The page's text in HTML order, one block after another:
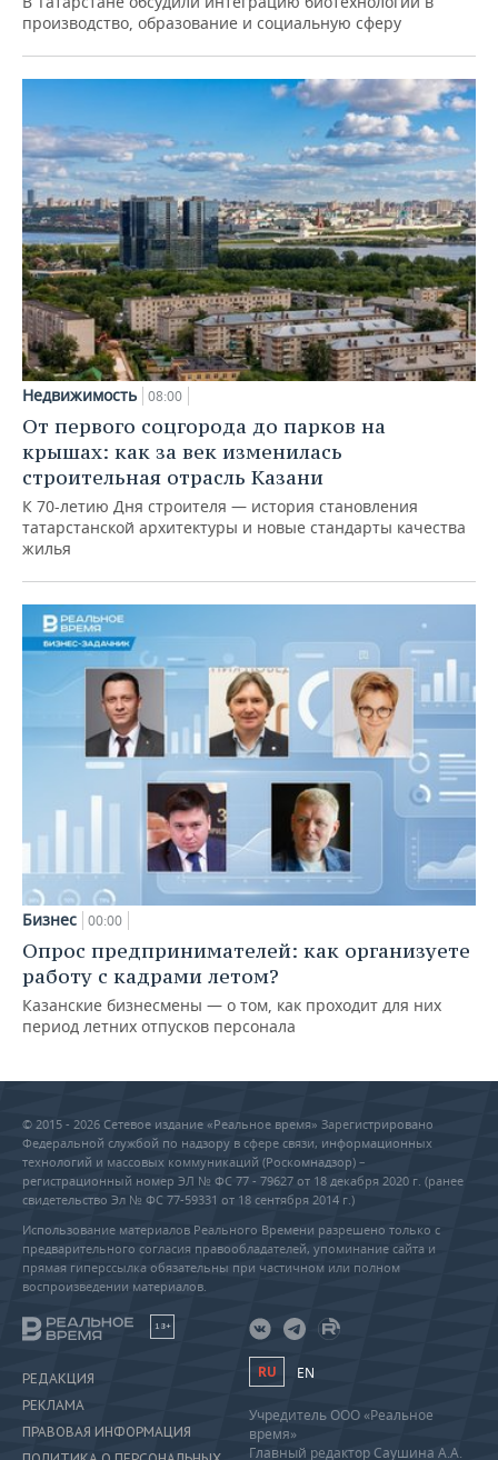
производство, образование и социальную сферу
Недвижимость 08:00
От первого соцгорода до парков на
крышах: как за век изменилась
строительная отрасль Казани
К 70-летию Дня строителя — история становления
татарстанской архитектуры и новые стандарты качества
жилья
Бизнес 00:00
Опрос предпринимателей: как организуете
работу с кадрами летом?
Казанские бизнесмены — о том, как проходит для них
период летних отпусков персонала
© 2015 - 2026 Сетевое издание «Реальное время» Зарегистрировано
Федеральной службой по надзору в сфере связи, информационных
технологий и массовых коммуникаций (Роскомнадзор) –
регистрационный номер ЭЛ № ФС 77 - 79627 от 18 декабря 2020 г. (ранее
свидетельство Эл № ФС 77-59331 от 18 сентября 2014 г.)
Использование материалов Реального Времени разрешено только с
предварительного согласия правообладателей, упоминание сайта и
прямая гиперссылка обязательны при частичном или полном
воспроизведении материалов.
18+
РЕДАКЦИЯ
РЕКЛАМА
ПРАВОВАЯ ИНФОРМАЦИЯ
RU EN
Учредитель ООО «Реальное
время»
Главный редактор Саушина А.А.